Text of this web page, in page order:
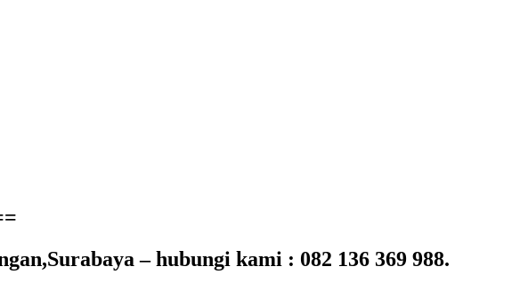
– hubungi kami : 082 136 369 988.